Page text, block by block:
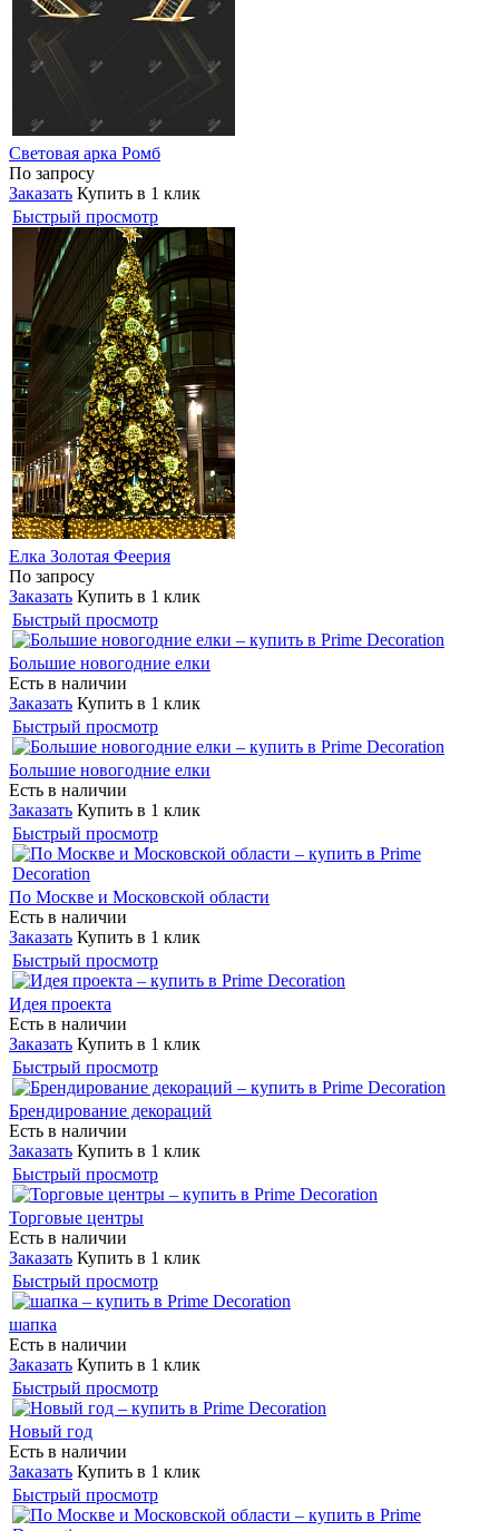
Световая арка Ромб
По запросу
Заказать Купить в 1 клик
Быстрый просмотр
Елка Золотая Феерия
По запросу
Заказать Купить в 1 клик
Быстрый просмотр
Большие новогодние елки
Есть в наличии
Заказать Купить в 1 клик
Быстрый просмотр
Большие новогодние елки
Есть в наличии
Заказать Купить в 1 клик
Быстрый просмотр
По Москве и Московской области
Есть в наличии
Заказать Купить в 1 клик
Быстрый просмотр
Идея проекта
Есть в наличии
Заказать Купить в 1 клик
Быстрый просмотр
Брендирование декораций
Есть в наличии
Заказать Купить в 1 клик
Быстрый просмотр
Торговые центры
Есть в наличии
Заказать Купить в 1 клик
Быстрый просмотр
шапка
Есть в наличии
Заказать Купить в 1 клик
Быстрый просмотр
Новый год
Есть в наличии
Заказать Купить в 1 клик
Быстрый просмотр